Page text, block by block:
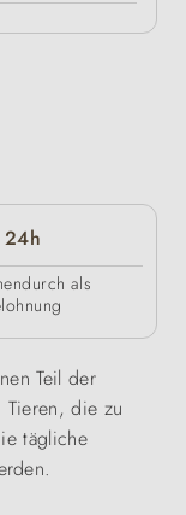
24h
als
Teil der
Tieren, die zu
tägliche